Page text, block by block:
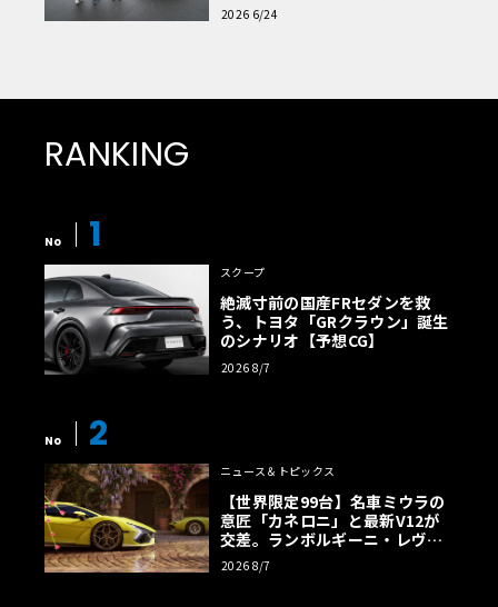
れ、専用のインテリアトリムやステッチにより特別感を高
一般的にEVは、最大航続距離やバッテリー容量がクルマの
実力指標として重視されます。しかし、G580 はそうした指
標にとらわれず、独自のオフロード性能を強く打ち出して
いる点が面白い。その象徴的な機能が、「G-TURN」。こ
れは、左右の車輪を逆方向に回転させることで、その場で3
ートやUターンが難しい場面で威力を発揮するだけでな
く、エンターテインメント性の高いギミックとしても注目
を集めています。まさに「電動化したからこそ可能になっ
た新たな体験」と言えるのではないでしょうか。
読者一気乗りレポート
2026 6/24
RANKING
No 1
スクープ
絶滅寸前の国産FRセダンを救
う、トヨタ「GRクラウン」誕生
のシナリオ【予想CG】
2026 8/7
No 2
ニュース＆トピックス
【世界限定99台】名車ミウラの
意匠「カネロニ」と最新V12が
交差。ランボルギーニ・レヴエ
ルトに60周年記念車が登場
2026 8/7